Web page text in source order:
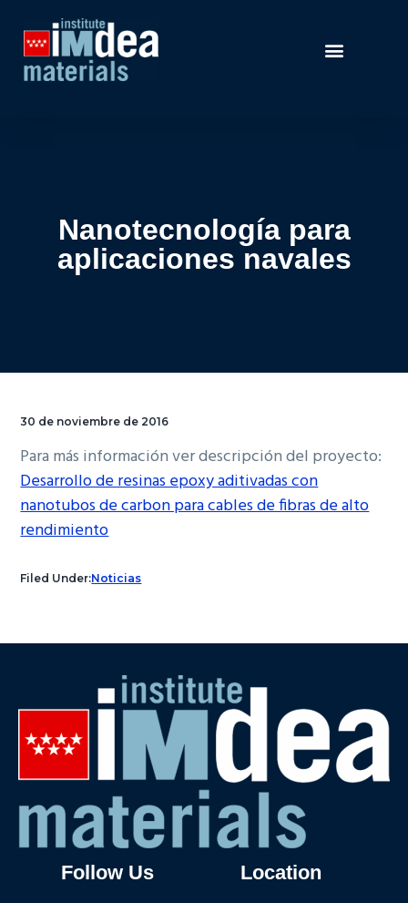
Nanotecnología para
aplicaciones navales
30 de noviembre de 2016
Para más información ver descripción del proyecto:
Desarrollo de resinas epoxy aditivadas con
nanotubos de carbon para cables de fibras de alto
rendimiento
Filed Under:Noticias
Follow Us Location